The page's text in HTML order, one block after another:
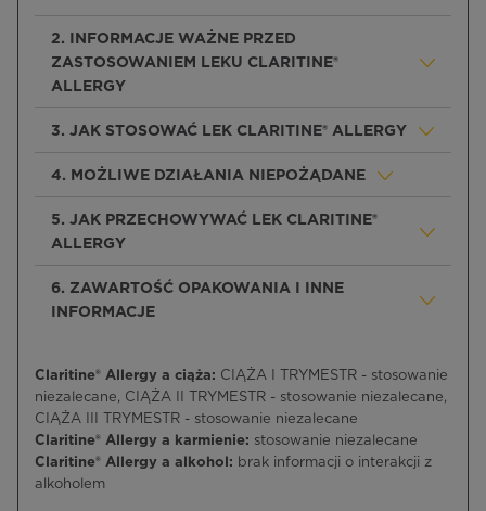
2. INFORMACJE WAŻNE PRZED
ZASTOSOWANIEM LEKU CLARITINE®
ALLERGY
3. JAK STOSOWAĆ LEK CLARITINE® ALLERGY
4. MOŻLIWE DZIAŁANIA NIEPOŻĄDANE
5. JAK PRZECHOWYWAĆ LEK CLARITINE®
ALLERGY
6. ZAWARTOŚĆ OPAKOWANIA I INNE
INFORMACJE
Claritine® Allergy a ciąża: CIĄŻA I TRYMESTR - stosowanie
niezalecane, CIĄŻA II TRYMESTR - stosowanie niezalecane,
CIĄŻA III TRYMESTR - stosowanie niezalecane
Claritine® Allergy a karmienie: stosowanie niezalecane
Claritine® Allergy a alkohol: brak informacji o interakcji z
alkoholem